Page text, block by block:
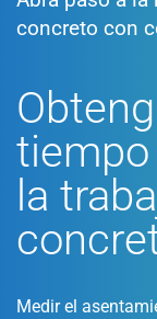
concreto con
la
Medir el